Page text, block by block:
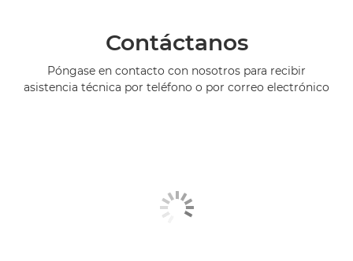
Contáctanos
Póngase en contacto con nosotros para recibir
asistencia técnica por teléfono o por correo electrónico